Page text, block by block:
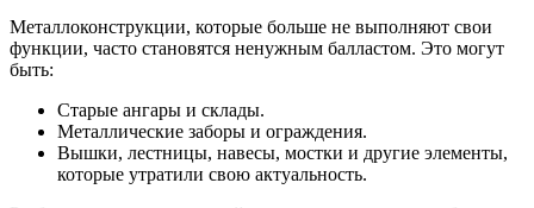
Металлоконструкции, которые больше не выполняют свои
функции, часто становятся ненужным балластом. Это могут
быть:
Старые ангары и склады.
Металлические заборы и ограждения.
Вышки, лестницы, навесы, мостки и другие элементы,
которые утратили свою актуальность.